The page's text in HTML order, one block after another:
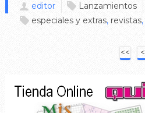
editor
Lanzamientos
especiales y extras, revistas,
<< <